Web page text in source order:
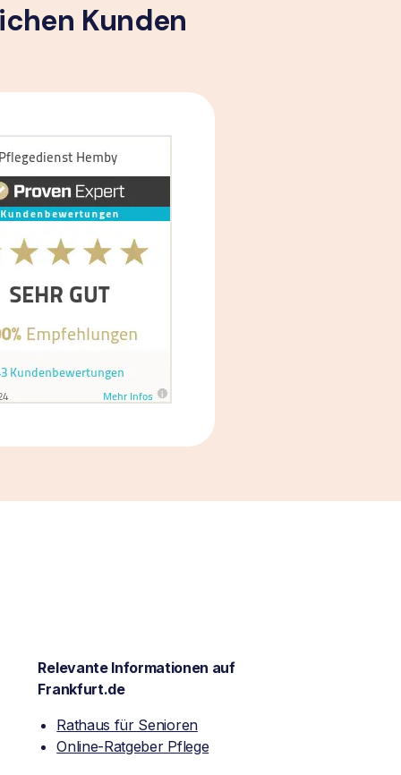
Kunden
Relevante Informationen auf
Frankfurt.de
Rathaus für Senioren
Online-Ratgeber Pflege